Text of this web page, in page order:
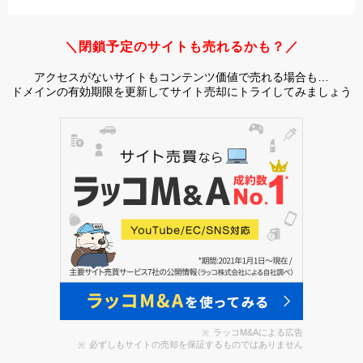
＼閉鎖予定のサイトも売れるかも？／
アクセスがないサイトもコンテンツ価値で売れる場合も…
ドメインの有効期限を更新してサイト売却にトライしてみましょう
ラッコM&Aによる広告
必ずしもサイトの売却を保証するものではありません